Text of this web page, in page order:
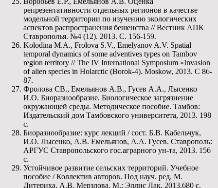
репрезентативности отдельных регионов в качестве
модельной территории по изучению экологических
аспектов распространения бешенства // Вестник АПК
Ставрополья. №4 (12). 2013. С. 156-159.
Kolodina M.A., Frolova S.V., Emelyanov A.V. Spatial
temporal dynamics of some adventives types on Tambov
region territory // The IV International Symposium «Invasion
of alien species in Holarctic (Borok-4). Moskow, 2013. С 86-
87.
Фролова СВ., Емельянов А.В., Гусев А.А., Лысенко
И.О. Биоразнообразие. Биологическое загрязнение
окружающей среды. Методическое пособие. Тамбов:
Издательский дом Тамбовского университета, 2013. 198
с.
Биоразнообразие: курс лекций / сост. Б.В. Кабельчук,
И.О. Лысенко, А.В. Емельянов, А.А. Гусев. Ставрополь:
АРГУС Ставропольского гос.аграрного ун-та, 2013. 156
с.
Устойчивое развитие сельских территорий. Учебное
пособие / Коллектив авторов. Под науч. ред. М.
Дитериха, А.В. Мерзлова. М.: Эллис Лак, 2013.680 с.